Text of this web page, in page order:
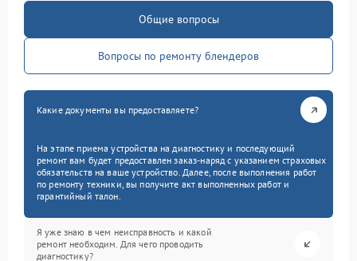
Общие вопросы
Вопросы по ремонту блендеров
Какие документы вы предоставляете?
На этапе приема устройства на диагностику и последующий
ремонт вам будет предоставлен заказ-наряд с указанием страховых
обязательств на ваше устройство. Далее, после выполнения работ
по ремонту техники, вы получите акт выполненных работ и
гарантийный талон.
Я уже знаю в чем неисправность и какой
ремонт необходим. Для чего проводить
диагностику?